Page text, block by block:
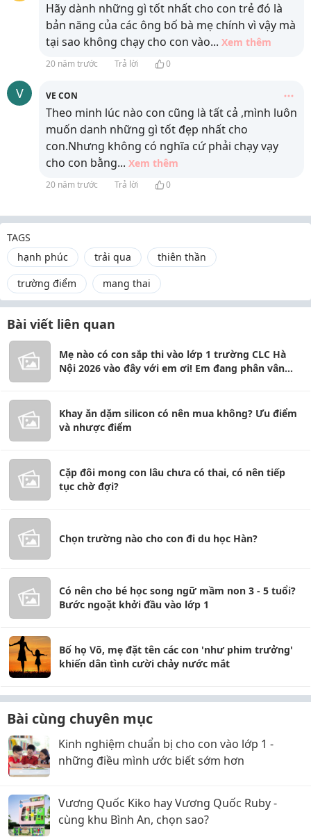
Hãy dành những gì tốt nhất cho con trẻ đó là
bản năng của các ông bố bà mẹ chính vì vậy mà
tại sao không chạy cho con vào... Xem thêm
20 năm trước Trả lời 0
V VE CON
Theo minh lúc nào con cũng là tất cả ,mình luôn
muốn danh những gì tốt đẹp nhất cho
con.Nhưng không có nghĩa cứ phải chạy vạy
cho con bằng... Xem thêm
20 năm trước Trả lời 0
TAGS
hạnh phúc
trải qua
thiên thần
trường điểm
mang thai
Bài viết liên quan
Mẹ nào có con sắp thi vào lớp 1 trường CLC Hà
Nội 2026 vào đây với em ơi! Em đang phân vân
Khay ăn dặm silicon có nên mua không? Ưu điểm
và nhược điểm
Cặp đôi mong con lâu chưa có thai, có nên tiếp
tục chờ đợi?
Chọn trường nào cho con đi du học Hàn?
Có nên cho bé học song ngữ mầm non 3 - 5 tuổi?
Bước ngoặt khởi đầu vào lớp 1
Bố họ Võ, mẹ đặt tên các con 'như phim trưởng'
khiến dân tình cười chảy nước mắt
Bài cùng chuyên mục
Kinh nghiệm chuẩn bị cho con vào lớp 1 -
những điều mình ước biết sớm hơn
Vương Quốc Kiko hay Vương Quốc Ruby -
cùng khu Bình An, chọn sao?